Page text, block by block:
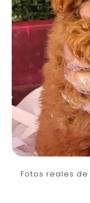
Fotos reales